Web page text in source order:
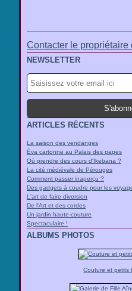
Contacter le propriétaire
NEWSLETTER
ARTICLES RÉCENTS
La saison des vendanges
Éva cartonne au Palais des papes
Où prendre des cours d'Ikebana ?
La cité médiévale de Pérouges
Comment passer inaperçu ?
Des gadgets à coudre pour les
L'art de faire diversion
De l'Art et des cordes
Un jardin haute-couture
Spectaculaire !
ALBUMS PHOTOS
Couture et petits